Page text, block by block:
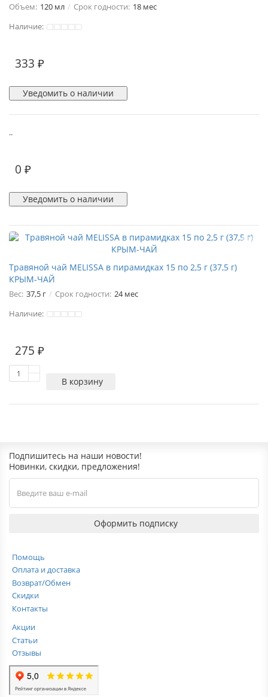
Объем: 120 мл Срок годности: 18 мес
Наличие:
333 ₽
Уведомить о наличии
..
0 ₽
Уведомить о наличии
Травяной чай MELISSA в пирамидках 15 по 2,5 г (37,5 г)
КРЫМ-ЧАЙ
Вес: 37,5 г Срок годности: 24 мес
Наличие:
275 ₽
В корзину
Подпишитесь на наши новости!
Новинки, скидки, предложения!
Оформить подписку
Помощь
Оплата и доставка
Возврат/Обмен
Скидки
Контакты
Акции
Статьи
Отзывы